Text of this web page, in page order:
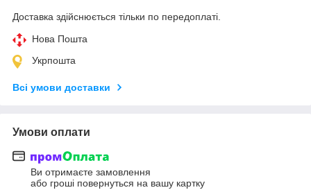
Доставка здійснюється тільки по передоплаті.
Нова Пошта
Укрпошта
Всі умови доставки
Умови оплати
Ви отримаєте замовлення
або гроші повернуться на вашу картку